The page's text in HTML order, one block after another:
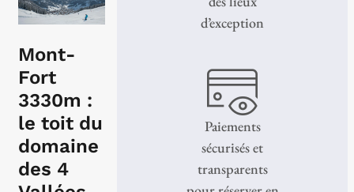
Mont-
Fort
3330m :
le toit du
domaine
des 4
d’exception
Paiements
sécurisés et
transparents